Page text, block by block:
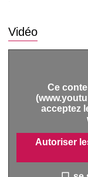
Vidéo
Ce
acceptez
Autoriser